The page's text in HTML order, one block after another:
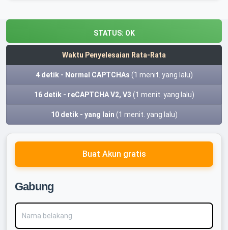
STATUS: OK
Waktu Penyelesaian Rata-Rata
4 detik - Normal CAPTCHAs (1 menit. yang lalu)
16 detik - reCAPTCHA V2, V3 (1 menit. yang lalu)
10 detik - yang lain (1 menit. yang lalu)
Buat Akun gratis
Gabung
Nama belakang